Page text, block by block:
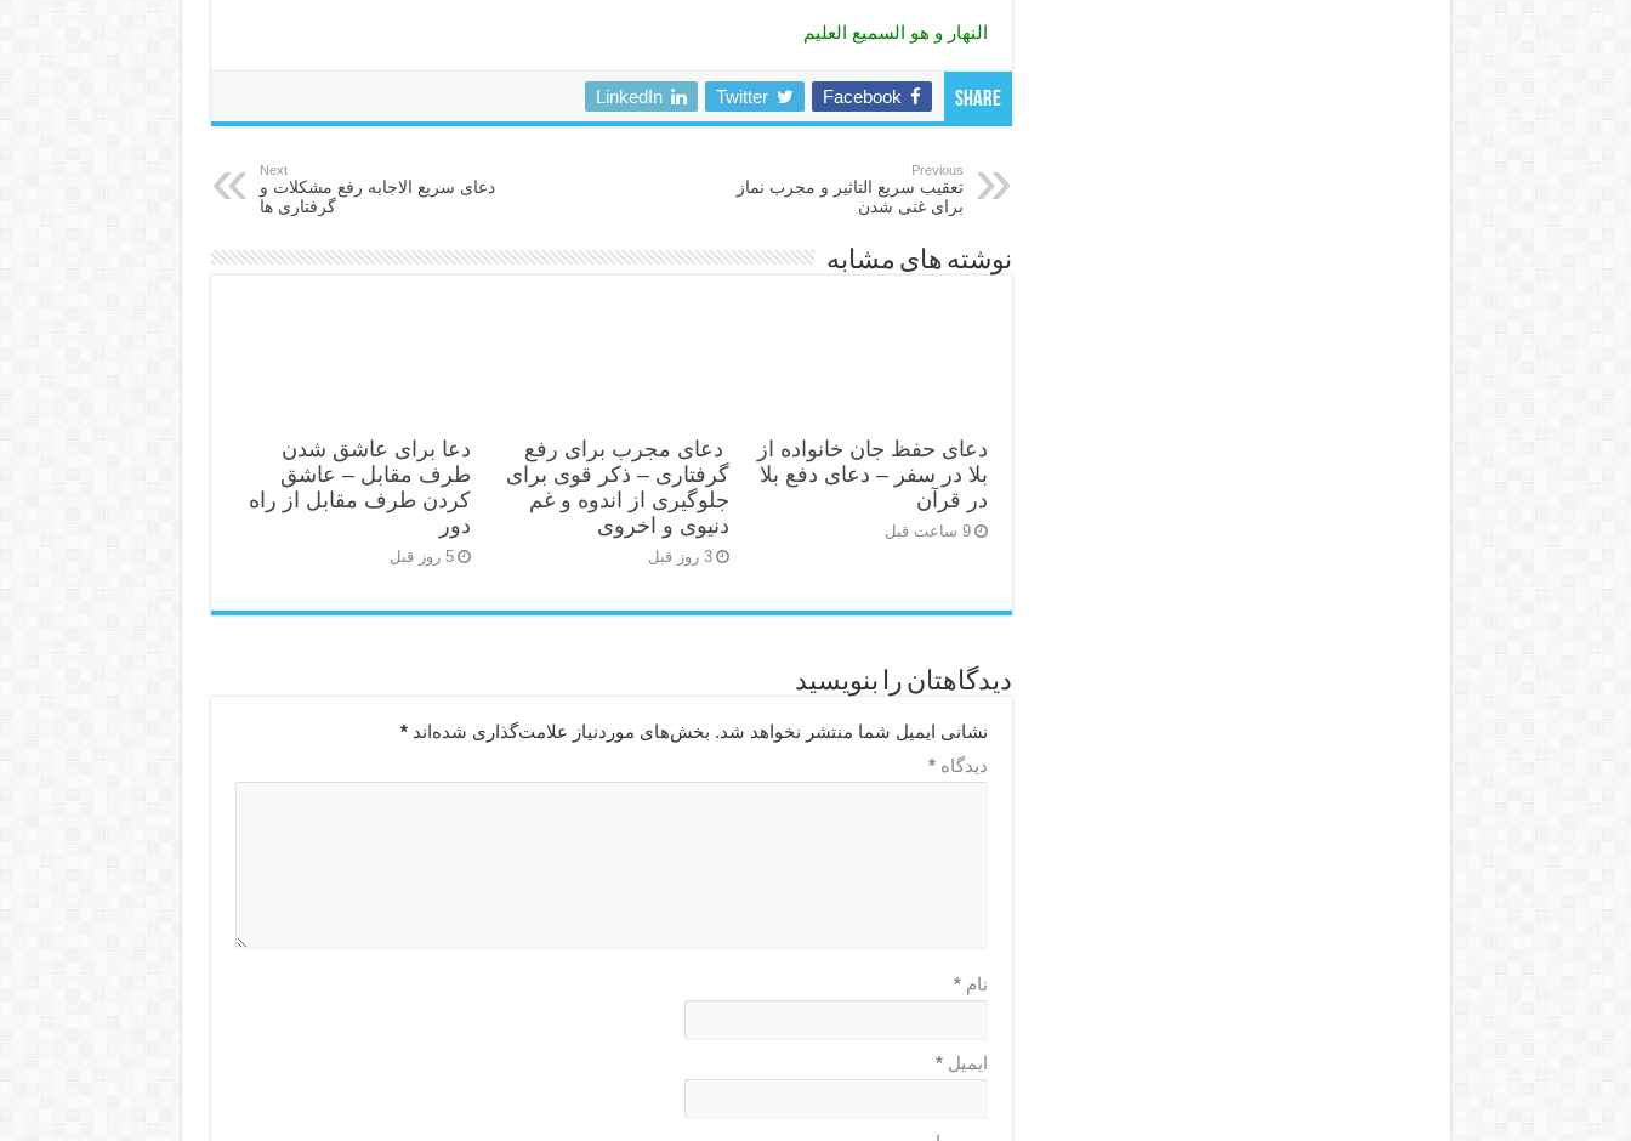
النهار و هو السمیع العلیم
Share
Facebook
Twitter
LinkedIn
Previous
تعقیب سریع التاثیر و مجرب نماز
برای غنی شدن
Next
دعای سریع الاجابه رفع مشکلات و
گرفتاری ها
نوشته های مشابه
دعای حفظ جان خانواده از
بلا در سفر – دعای دفع بلا
در قرآن
9 ساعت قبل
دعای مجرب برای رفع
گرفتاری – ذکر قوی برای
جلوگیری از اندوه و غم
دنیوی و اخروی
3 روز قبل
دعا برای عاشق شدن
طرف مقابل – عاشق
کردن طرف مقابل از راه
دور
5 روز قبل
دیدگاهتان را بنویسید
نشانی ایمیل شما منتشر نخواهد شد. بخش‌های موردنیاز علامت‌گذاری شده‌اند*
دیدگاه*
نام*
ایمیل*